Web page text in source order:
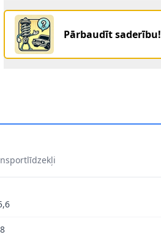
691 3
8DD 355 129-691 4
Pārbaudīt saderību!